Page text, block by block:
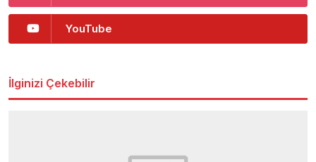
YouTube
İlginizi Çekebilir